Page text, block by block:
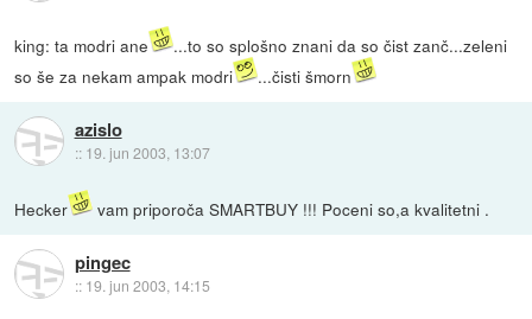
king: ta modri ane
...to so splošno znani da so čist zanč...zeleni
so še za nekam ampak modri
...čisti šmorn
azislo
:: 19. jun 2003, 13:07
Hecker vam priporoča SMARTBUY !!! Poceni so,a kvalitetni .
pingec
:: 19. jun 2003, 14:15